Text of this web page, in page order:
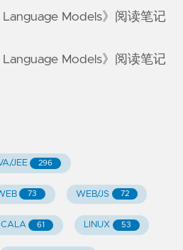
Language Models》阅读笔记
Language Models》阅读笔记
JEE 296
73 WEB/JS 72
61 LINUX 53